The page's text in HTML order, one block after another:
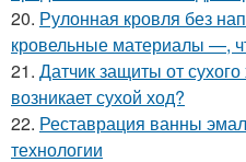
20. Рулонная кровля без
кровельные материалы —,
21. Датчик защиты от
возникает сухой ход?
22. Реставрация ванны
технологии